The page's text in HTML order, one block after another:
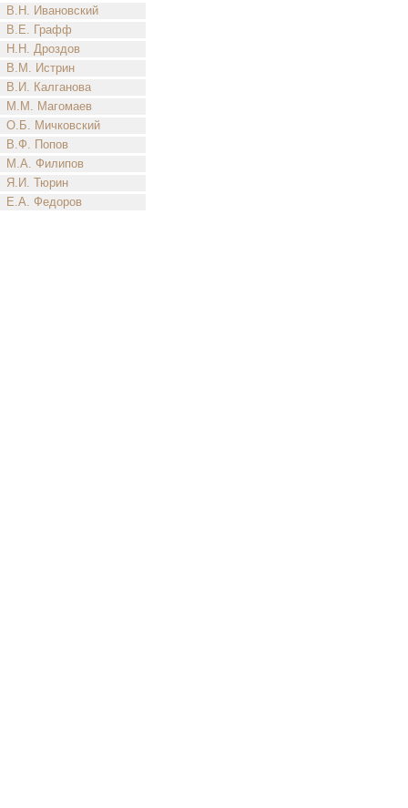
В.Н. Ивановский
В.Е. Графф
Н.Н. Дроздов
В.М. Истрин
В.И. Калганова
М.М. Магомаев
О.Б. Мичковский
В.Ф. Попов
М.А. Филипов
Я.И. Тюрин
Е.А. Федоров